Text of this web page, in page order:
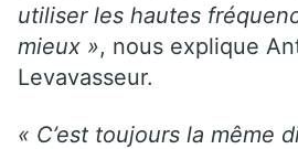
utiliser les hautes
mieux », nous explique
Levavasseur.
« C’est toujours la même